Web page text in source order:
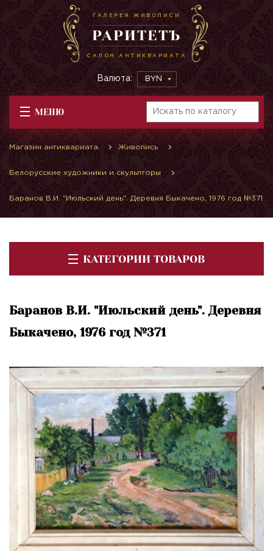
ГАЛЕРЕЯ ЖИВОПИСИ
РАРИТЕТЪ
САЛОН АНТИКВАРИАТА
Валюта: BYN
МЕНЮ
Магазин антиквариата Живопись
Белорусские художники и скульпторы
Баранов В.И. "Июльский день". Деревня Быкачено, 1976 год №371
КАТЕГОРИИ ТОВАРОВ
Баранов В.И. "Июльский день". Деревня
Быкачено, 1976 год №371